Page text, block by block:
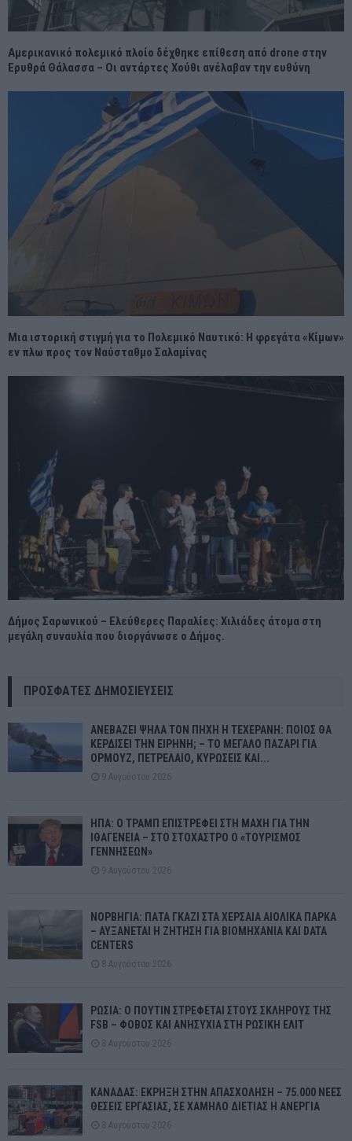
Αμερικανικό πολεμικό πλοίο δέχθηκε επίθεση από drone στην
Ερυθρά Θάλασσα – Οι αντάρτες Χούθι ανέλαβαν την ευθύνη
Μια ιστορική στιγμή για το Πολεμικό Ναυτικό: Η φρεγάτα «Κίμων»
εν πλω προς τον Ναύσταθμο Σαλαμίνας
Δήμος Σαρωνικού – Ελεύθερες Παραλίες: Χιλιάδες άτομα στη
μεγάλη συναυλία που διοργάνωσε ο Δήμος.
ΠΡΌΣΦΑΤΕΣ ΔΗΜΟΣΙΕΎΣΕΙΣ
ΑΝΕΒΑΖΕΙ ΨΗΛΑ ΤΟΝ ΠΗΧΗ Η ΤΕΧΕΡΑΝΗ: ΠΟΙΟΣ ΘΑ
ΚΕΡΔΙΣΕΙ ΤΗΝ ΕΙΡΗΝΗ; – ΤΟ ΜΕΓΑΛΟ ΠΑΖΑΡΙ ΓΙΑ
ΟΡΜΟΥΖ, ΠΕΤΡΕΛΑΙΟ, ΚΥΡΩΣΕΙΣ ΚΑΙ...
9 Αυγούστου 2026
ΗΠΑ: Ο ΤΡΑΜΠ ΕΠΙΣΤΡΕΦΕΙ ΣΤΗ ΜΑΧΗ ΓΙΑ ΤΗΝ
ΙΘΑΓΕΝΕΙΑ – ΣΤΟ ΣΤΟΧΑΣΤΡΟ Ο «ΤΟΥΡΙΣΜΟΣ
ΓΕΝΝΗΣΕΩΝ»
9 Αυγούστου 2026
ΝΟΡΒΗΓΙΑ: ΠΑΤΑ ΓΚΑΖΙ ΣΤΑ ΧΕΡΣΑΙΑ ΑΙΟΛΙΚΑ ΠΑΡΚΑ
– ΑΥΞΑΝΕΤΑΙ Η ΖΗΤΗΣΗ ΓΙΑ ΒΙΟΜΗΧΑΝΙΑ ΚΑΙ DATA
CENTERS
8 Αυγούστου 2026
ΡΩΣΙΑ: Ο ΠΟΥΤΙΝ ΣΤΡΕΦΕΤΑΙ ΣΤΟΥΣ ΣΚΛΗΡΟΥΣ ΤΗΣ
FSB – ΦΟΒΟΣ ΚΑΙ ΑΝΗΣΥΧΙΑ ΣΤΗ ΡΩΣΙΚΗ ΕΛΙΤ
8 Αυγούστου 2026
ΚΑΝΑΔΑΣ: ΕΚΡΗΞΗ ΣΤΗΝ ΑΠΑΣΧΟΛΗΣΗ – 75.000 ΝΕΕΣ
ΘΕΣΕΙΣ ΕΡΓΑΣΙΑΣ, ΣΕ ΧΑΜΗΛΟ ΔΙΕΤΙΑΣ Η ΑΝΕΡΓΙΑ
8 Αυγούστου 2026